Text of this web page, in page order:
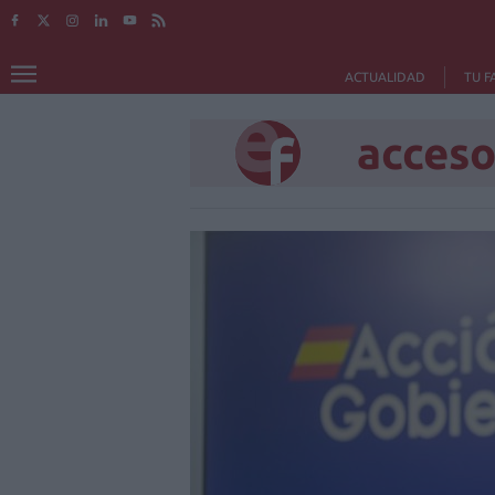
ACTUALIDAD TU